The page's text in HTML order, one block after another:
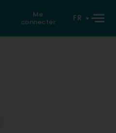
Me
connecter
FR